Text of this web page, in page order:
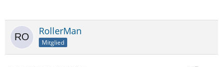
RollerMan
Mitglied